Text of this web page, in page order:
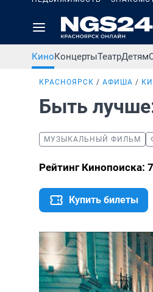
КиноКонцертыТеатрДетям
КРАСНОЯРСК АФИША
Быть
МУЗЫКАЛЬНЫЙ ФИЛЬМ
Рейтинг Кинопоиска:
Купить билеты